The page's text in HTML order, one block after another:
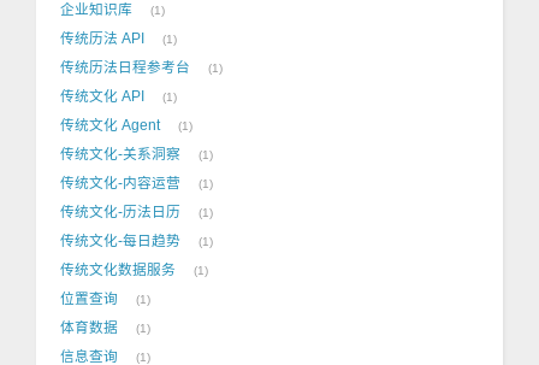
企业知识库 1
传统历法 API 1
传统历法日程参考台 1
传统文化 API 1
传统文化 Agent 1
传统文化-关系洞察 1
传统文化-内容运营 1
传统文化-历法日历 1
传统文化-每日趋势 1
传统文化数据服务 1
位置查询 1
体育数据 1
信息查询 1